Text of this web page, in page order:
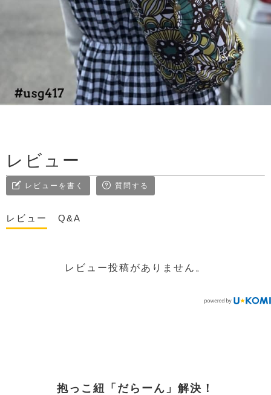
レビュー
レビューを書く 質問する
レビュー Q&A
レビュー投稿がありません。
抱っこ紐「だらーん」解決！